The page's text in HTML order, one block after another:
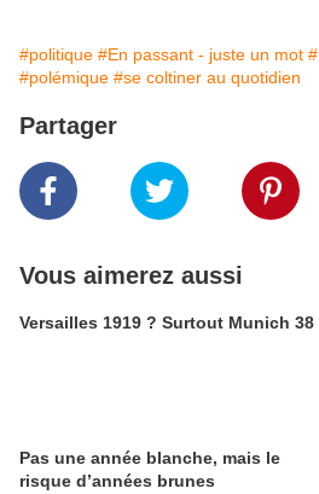
#politique #En passant - juste un mot
#polémique #se coltiner au quotidien
Partager
Vous aimerez aussi
Versailles 1919 ? Surtout Munich 38
Pas une année blanche, mais le
risque d’années brunes